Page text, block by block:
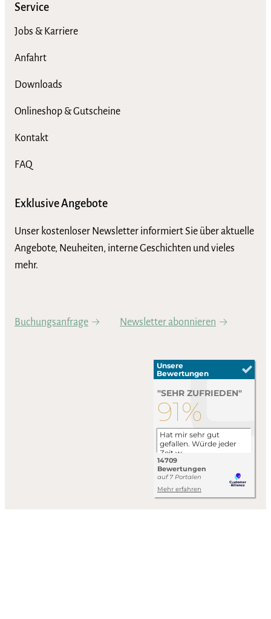
Service
Jobs & Karriere
Anfahrt
Downloads
Onlineshop & Gutscheine
Kontakt
FAQ
Exklusive Angebote
Unser kostenloser Newsletter informiert Sie über aktuelle
Angebote, Neuheiten, interne Geschichten und vieles
mehr.
Buchungsanfrage Newsletter abonnieren